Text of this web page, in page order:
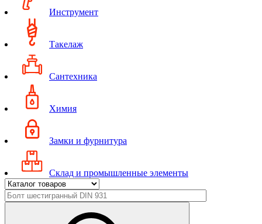
Инструмент
Такелаж
Сантехника
Химия
Замки и фурнитура
Склад и промышленные элементы